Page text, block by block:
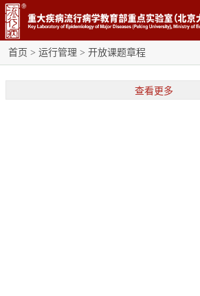
首页 > 运行管理 > 开放课题章程
查看更多